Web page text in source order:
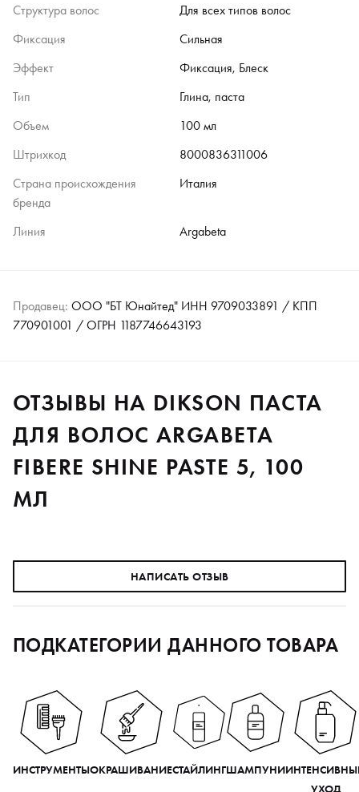
Структура волос
Для всех типов волос
Фиксация
Сильная
Эффект
Фиксация, Блеск
Тип
Глина, паста
Объем
100 мл
Штрихкод
8000836311006
Страна происхождения
бренда
Италия
Линия Argabeta
Продавец: ООО "БТ Юнайтед" ИНН 9709033891 / КПП
770901001 / ОГРН 1187746643193
ОТЗЫВЫ НА DIKSON ПАСТА
ДЛЯ ВОЛОС ARGABETA
FIBERE SHINE PASTE 5, 100
МЛ
НАПИСАТЬ ОТЗЫВ
ПОДКАТЕГОРИИ ДАННОГО ТОВАРА
ИНСТРУМЕНТЫОКРАШИВАНИЕСТАЙЛИНГШАМПУНИ
УХОД